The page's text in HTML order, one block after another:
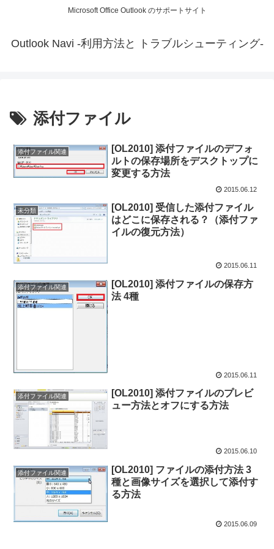
Microsoft Office Outlook のサポートサイト
Outlook Navi -利用方法と トラブルシューティング-
添付ファイル
添付ファイル関連
[OL2010] 添付ファイルのデフォ
ルトの保存場所をデスクトップに
変更する方法
2015.06.12
未分類
[OL2010] 受信した添付ファイル
はどこに保存される？（添付ファ
イルの復元方法）
2015.06.11
添付ファイル関連
[OL2010] 添付ファイルの保存方
法 4種
2015.06.11
添付ファイル関連
[OL2010] 添付ファイルのプレビ
ュー方法とオフにする方法
2015.06.10
添付ファイル関連
[OL2010] ファイルの添付方法 3
種と画像サイズを選択して添付す
る方法
2015.06.09